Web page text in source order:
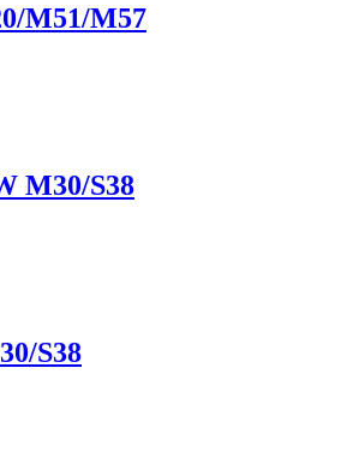
M51/M57
M30/S38
S38